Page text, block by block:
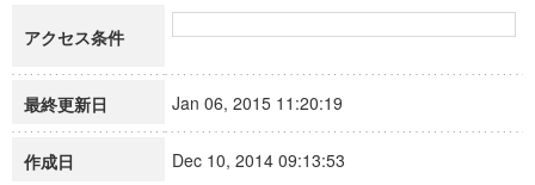
アクセス条件
最終更新日 Jan 06, 2015 11:20:19
作成日 Dec 10, 2014 09:13:53